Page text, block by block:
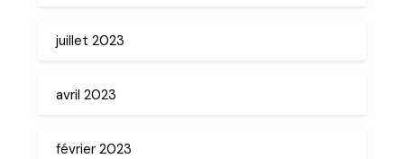
juillet 2023
avril 2023
février 2023